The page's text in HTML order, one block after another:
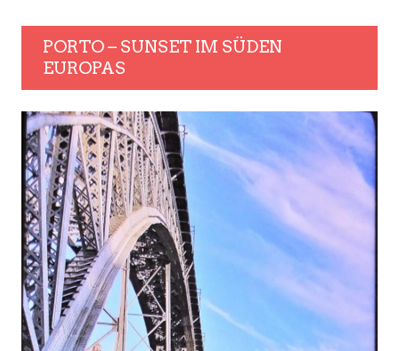
PORTO – SUNSET IM SÜDEN
EUROPAS